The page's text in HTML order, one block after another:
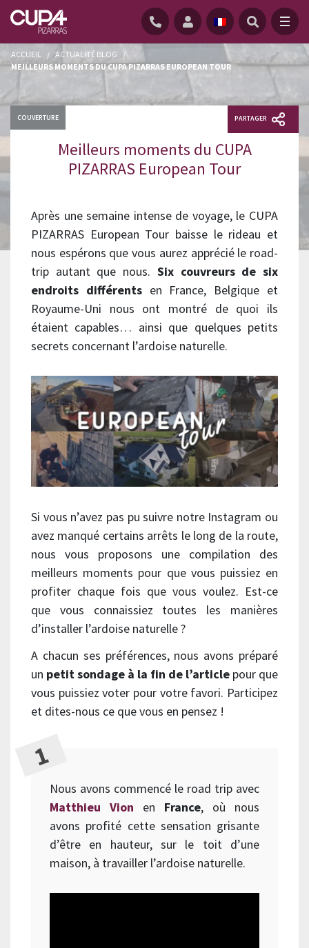
ACCUEIL / ACTUALITÉ BLOG
/
MEILLEURS MOMENTS DU CUPA PIZARRAS EUROPEAN TOUR
COUVERTURE PARTAGER
Meilleurs moments du CUPA
PIZARRAS European Tour
Après une semaine intense de voyage, le CUPA
PIZARRAS European Tour baisse le rideau et
nous espérons que vous aurez apprécié le road-
trip autant que nous. Six couvreurs de six
endroits différentsen France, Belgique et
Royaume-Uni nous ont montré de quoi ils
étaient capables… ainsi que quelques petits
secrets concernant l’ardoise naturelle.
Si vous n’avez pas pu suivre notre Instagram ou
avez manqué certains arrêts le long de la route,
nous vous proposons une compilation des
meilleurs moments pour que vous puissiez en
profiter chaque fois que vous voulez. Est-ce
que vous connaissiez toutes les manières
d’installer l’ardoise naturelle ?
A chacun ses préférences, nous avons préparé
un petit sondage à la fin de l’article pour que
vous puissiez voter pour votre favori. Participez
et dites-nous ce que vous en pensez !
Nous avons commencé le road trip avec
Matthieu Vion en France, où nous
avons profité cette sensation grisante
d’être en hauteur, sur le toit d’une
maison, à travailler l’ardoise naturelle.